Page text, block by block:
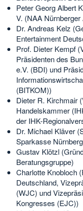
Peter Georg Albert
V. (NAA
Dr. Andreas Kelz
Entertainment
Prof. Dieter Kempf
Präsidenten des
e.V. (BDI) und
(BITKOM))
Dieter R. Kirchmair
Handelskammer
der IHK-
Dr. Michael Kläver
Sparkasse
Gustav Klötzl
Beratungsgruppe)
Charlotte Knobloch
Deutschland,
(WJC) und
Kongresses (EJC))